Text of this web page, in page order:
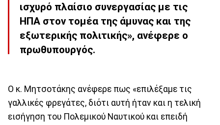
ισχυρό πλαίσιο συνεργασίας με τις
ΗΠΑ στον τομέα της άμυνας και της
εξωτερικής πολιτικής», ανέφερε ο
πρωθυπουργός.
Ο κ. Μητσοτάκης ανέφερε πως «επιλέξαμε τις
γαλλικές φρεγάτες, διότι αυτή ήταν και η τελική
εισήγηση του Πολεμικού Ναυτικού και επειδή